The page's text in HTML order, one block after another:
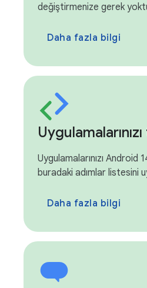
değiştirmenize gerek
Daha fazla bilgi
Uygulamalarınızı
Uygulamalarınızı Android
buradaki adımlar listesini
Daha fazla bilgi